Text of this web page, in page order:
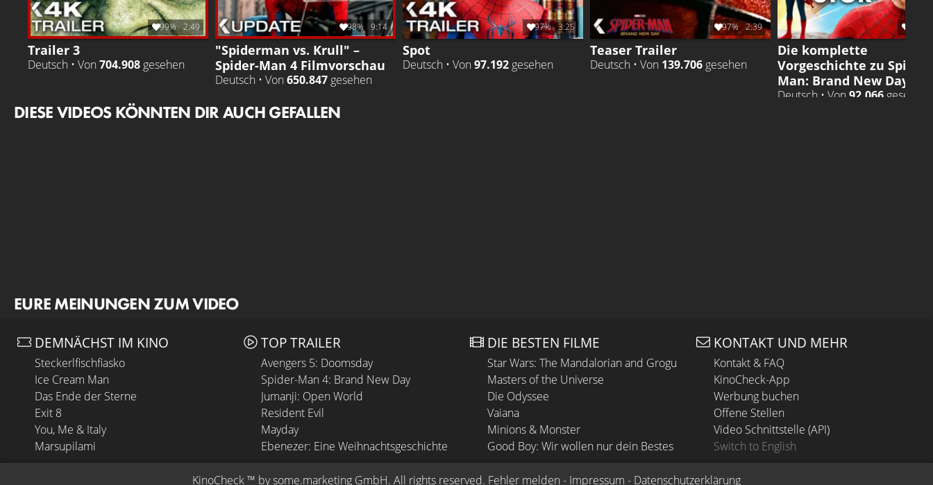
99% 2:49
Trailer 3
Deutsch • Von 704.908 gesehen
98% 9:14
"Spiderman vs. Krull" –
Spider-Man 4 Filmvorschau
Deutsch • Von 650.847 gesehen
97% 3:25
Spot
Deutsch • Von 97.192 gesehen
97% 2:39
Teaser Trailer
Deutsch • Von 139.706 gesehen
Die komplette
Vorgeschichte zu Spider-
Man: Brand New Day
Deutsch • Von 92.066 gesehen
DIESE VIDEOS KÖNNTEN DIR AUCH GEFALLEN
EURE MEINUNGEN ZUM VIDEO
DEMNÄCHST IM KINO
Steckerlfischfiasko
Ice Cream Man
Das Ende der Sterne
Exit 8
You, Me & Italy
Marsupilami
TOP TRAILER
Avengers 5: Doomsday
Spider-Man 4: Brand New Day
Jumanji: Open World
Resident Evil
Mayday
Ebenezer: Eine Weihnachtsgeschichte
DIE BESTEN FILME
Star Wars: The Mandalorian and Grogu
Masters of the Universe
Die Odyssee
Vaiana
Minions & Monster
Good Boy: Wir wollen nur dein Bestes
KONTAKT UND MEHR
Kontakt & FAQ
KinoCheck-App
Werbung buchen
Offene Stellen
Video Schnittstelle (API)
Switch to English
KinoCheck ™ by some.marketing GmbH. All rights reserved. Fehler melden - Impressum - Datenschutzerklärung